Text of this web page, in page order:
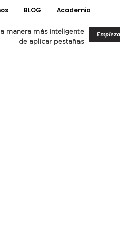
BLOG Academia
manera más inteligente
de aplicar pestañas